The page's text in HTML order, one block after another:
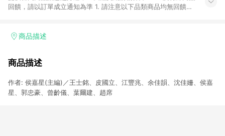
回饋，請以訂單成立通知為準 1. 請注意以下品類商品均無回饋：
電玩/遊戲/相機/單眼/鏡頭/拍立得 [2024/6/1起適用] -內接硬
的購回饋活動享Yahoo超贈點回饋者 - 購物中心商店之商品：商
3. 訂單回饋金額將扣除運費/購物金/超贈點/福利金/紅利折抵/折
價券等虛擬貨幣折抵 4. 大宗採購或批發轉賣不具回饋資格： 如
商品描述
商品描述
作者: 侯嘉星(主編)／王士銘、皮國立、江豐兆、余佳韻、沈佳姍、侯嘉
星、郭忠豪、曾齡儀、葉爾建、趙席